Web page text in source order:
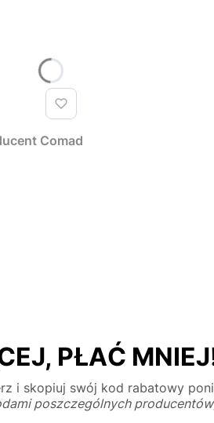
Comad
PŁAĆ
i skopiuj swój kod rabatowy
poszczególnych